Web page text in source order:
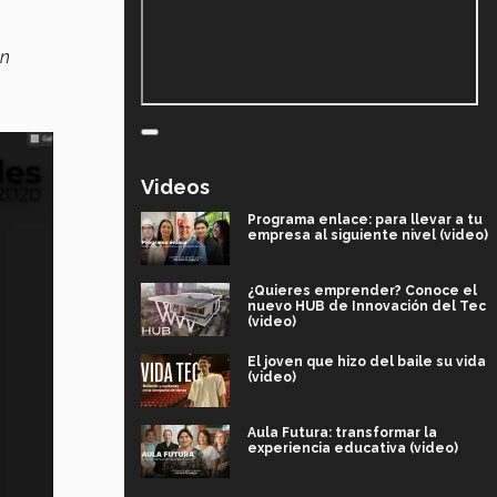
Videos
Programa enlace: para llevar a tu
empresa al siguiente nivel (video)
¿Quieres emprender? Conoce el
nuevo HUB de Innovación del Tec
(video)
El joven que hizo del baile su vida
(video)
Aula Futura: transformar la
experiencia educativa (video)